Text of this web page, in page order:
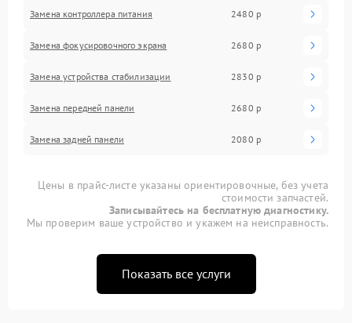
Замена контроллера питания 2480 р
Замена фокусировочного экрана 2680 р
Замена устройства стабилизации 2830 р
Замена передней панели 2680 р
Замена задней панели 2080 р
Цены в прайс-листе указаны ориентировочные, без учета
стоимости запчастей.
Записывайтесь на бесплатную диагностику.
Мы проверим ваше устройство и укажем на неисправность.
Показать все услуги